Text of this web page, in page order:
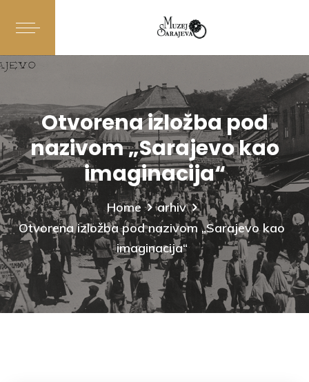
Otvorena izložba pod
nazivom „Sarajevo kao
imaginacija“
Home
arhiv
Otvorena izložba pod nazivom „Sarajevo kao
imaginacija“